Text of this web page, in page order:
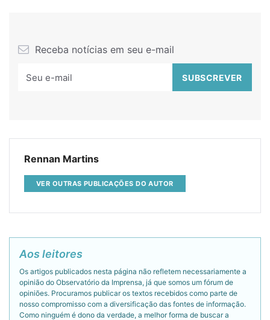
Receba notícias em seu e-mail
Rennan Martins
VER OUTRAS PUBLICAÇÕES DO AUTOR
Aos leitores
Os artigos publicados nesta página não refletem necessariamente a
opinião do Observatório da Imprensa, já que somos um fórum de
opiniões. Procuramos publicar os textos recebidos como parte de
nosso compromisso com a diversificação das fontes de informação.
Como ninguém é dono da verdade, a melhor forma de buscar a